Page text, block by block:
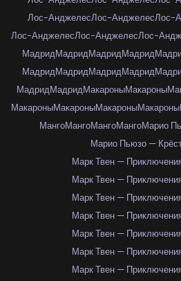
Лос-АнджелесЛос-АнджелесЛос-
Лос-АнджелесЛос-АнджелесЛос-
МадридМадридМадридМадрид
МадридМадридМадридМадрид
МадридМадридМакароныМакароны
МакароныМакароныМакароныМакароны
МангоМангоМангоМангоМарио
Марио Пьюзо —
Марк Твен —
Марк Твен —
Марк Твен —
Марк Твен —
Марк Твен —
Марк Твен —
Марк Твен —